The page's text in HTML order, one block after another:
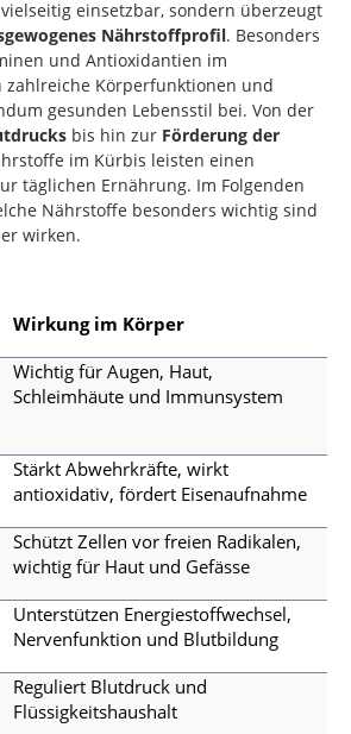
einsetzbar, sondern überzeugt
Nährstoffprofil. Besonders
und Antioxidantien im
zahlreiche Körperfunktionen und
gesunden Lebensstil bei. Von der
bis hin zur Förderung der
im Kürbis leisten einen
täglichen Ernährung. Im Folgenden
Nährstoffe besonders wichtig sind
wirken.
Wirkung im Körper
Wichtig für Augen, Haut,
Schleimhäute und Immunsystem
Stärkt Abwehrkräfte, wirkt
antioxidativ, fördert Eisenaufnahme
Schützt Zellen vor freien Radikalen,
wichtig für Haut und Gefässe
Unterstützen Energiestoffwechsel,
Nervenfunktion und Blutbildung
Reguliert Blutdruck und
Flüssigkeitshaushalt